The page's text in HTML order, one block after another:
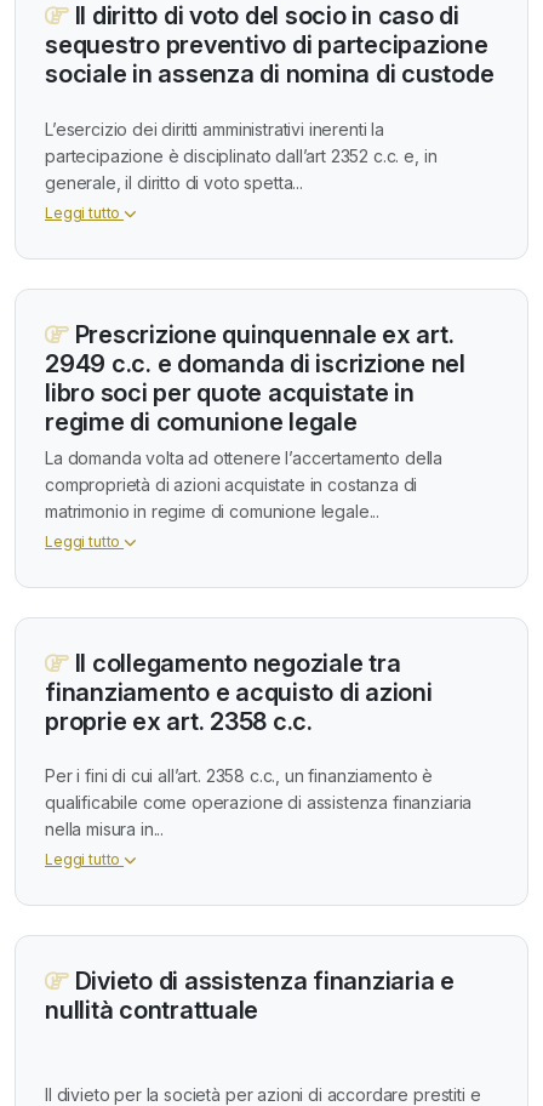
Il diritto di voto del socio in caso di
sequestro preventivo di partecipazione
sociale in assenza di nomina di custode
L’esercizio dei diritti amministrativi inerenti la
partecipazione è disciplinato dall’art 2352 c.c. e, in
generale, il diritto di voto spetta...
Leggi tutto
Prescrizione quinquennale ex art.
2949 c.c. e domanda di iscrizione nel
libro soci per quote acquistate in
regime di comunione legale
La domanda volta ad ottenere l’accertamento della
comproprietà di azioni acquistate in costanza di
matrimonio in regime di comunione legale...
Leggi tutto
Il collegamento negoziale tra
finanziamento e acquisto di azioni
proprie ex art. 2358 c.c.
Per i fini di cui all’art. 2358 c.c., un finanziamento è
qualificabile come operazione di assistenza finanziaria
nella misura in...
Leggi tutto
Divieto di assistenza finanziaria e
nullità contrattuale
Il divieto per la società per azioni di accordare prestiti e